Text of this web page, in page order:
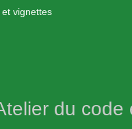
et vignettes
du